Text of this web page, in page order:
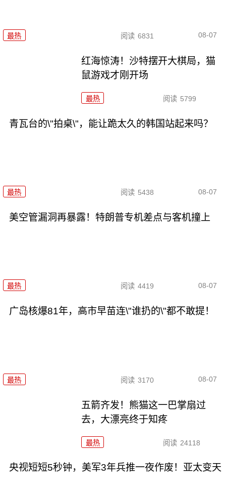
最热 阅读 6831 08-07
红海惊涛！沙特摆开大棋局，猫
鼠游戏才刚开场
最热 阅读 5799
青瓦台的\"拍桌\"，能让跪太久的韩国站起来吗？
最热 阅读 5438 08-07
美空管漏洞再暴露！特朗普专机差点与客机撞上
最热 阅读 4419 08-07
广岛核爆81年，高市早苗连\"谁扔的\"都不敢提！
最热 阅读 3170 08-07
五箭齐发！熊猫这一巴掌扇过
去，大漂亮终于知疼
最热 阅读 24118
央视短短5秒钟，美军3年兵推一夜作废！亚太变天